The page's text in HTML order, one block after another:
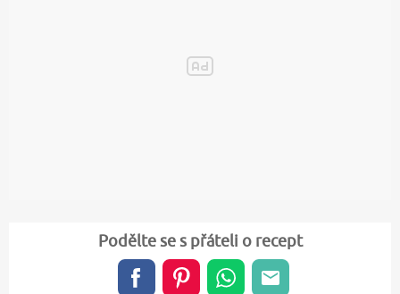
Podělte se s přáteli o recept